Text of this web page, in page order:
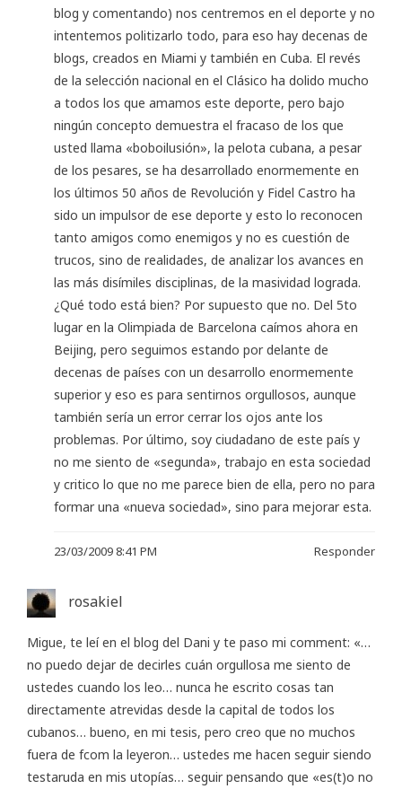
blog y comentando) nos centremos en el deporte y no
intentemos politizarlo todo, para eso hay decenas de
blogs, creados en Miami y también en Cuba. El revés
de la selección nacional en el Clásico ha dolido mucho
a todos los que amamos este deporte, pero bajo
ningún concepto demuestra el fracaso de los que
usted llama «boboilusión», la pelota cubana, a pesar
de los pesares, se ha desarrollado enormemente en
los últimos 50 años de Revolución y Fidel Castro ha
sido un impulsor de ese deporte y esto lo reconocen
tanto amigos como enemigos y no es cuestión de
trucos, sino de realidades, de analizar los avances en
las más disímiles disciplinas, de la masividad lograda.
¿Qué todo está bien? Por supuesto que no. Del 5to
lugar en la Olimpiada de Barcelona caímos ahora en
Beijing, pero seguimos estando por delante de
decenas de países con un desarrollo enormemente
superior y eso es para sentirnos orgullosos, aunque
también sería un error cerrar los ojos ante los
problemas. Por último, soy ciudadano de este país y
no me siento de «segunda», trabajo en esta sociedad
y critico lo que no me parece bien de ella, pero no para
formar una «nueva sociedad», sino para mejorar esta.
23/03/2009 8:41 PM Responder
rosakiel
Migue, te leí en el blog del Dani y te paso mi comment: «…
no puedo dejar de decirles cuán orgullosa me siento de
ustedes cuando los leo… nunca he escrito cosas tan
directamente atrevidas desde la capital de todos los
cubanos… bueno, en mi tesis, pero creo que no muchos
fuera de fcom la leyeron… ustedes me hacen seguir siendo
testaruda en mis utopías… seguir pensando que «es(t)o no